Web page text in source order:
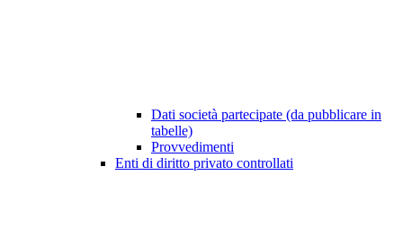
Dati società partecipate (da pubblicare in
tabelle)
Provvedimenti
Enti di diritto privato controllati